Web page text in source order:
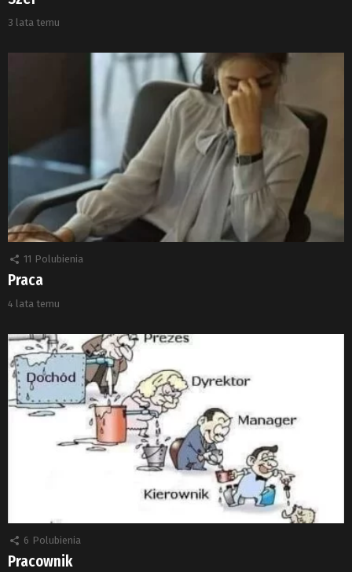
3 lata temu
11 Polubienia
Praca
4 lata temu
6 Polubienia
Pracownik